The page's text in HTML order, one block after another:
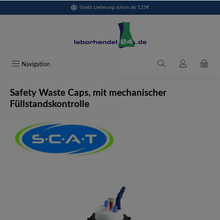
Gratis Lieferung schon ab 125€
Navigation
Safety Waste Caps, mit mechanischer
Füllstandskontrolle